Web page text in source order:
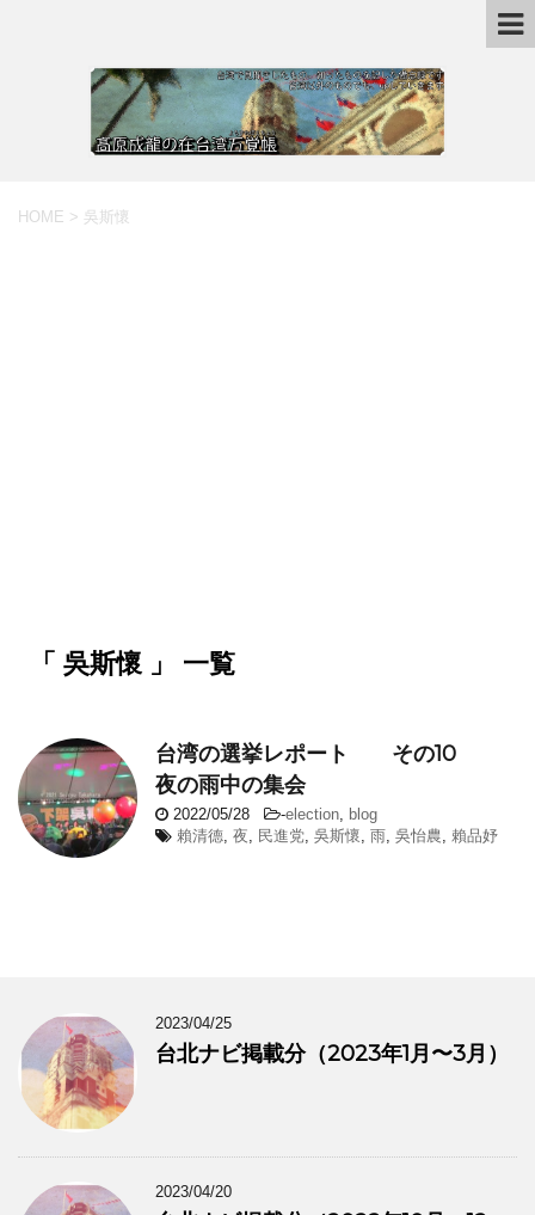
HOME > 吳斯懷
「 吳斯懷 」 一覧
台湾の選挙レポート その10
夜の雨中の集会
2022/05/28 -election
blog
賴清德 夜 民進党 吳斯懷 雨 吳怡農 賴品妤
2023/04/25
台北ナビ掲載分（2023年1月〜3月）
2023/04/20